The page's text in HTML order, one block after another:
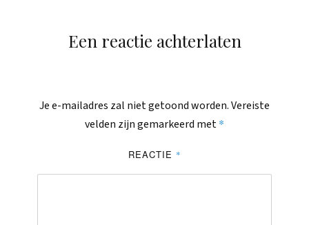
Een reactie achterlaten
Je e-mailadres zal niet getoond worden.Vereiste
velden zijn gemarkeerd met*
REACTIE *